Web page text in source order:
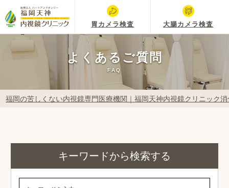
胃カメラ検査 大腸カメラ検査
よくあるご質問
FAQ
福岡の苦しくない内視鏡専門医療機関｜福岡天神内視鏡クリニック
キーワードから検索する